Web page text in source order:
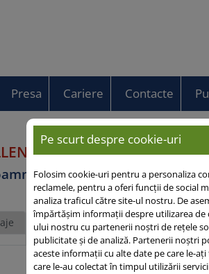
Presa Cariere Contacte
Descriere
generală
Mai
Pe scurt despre cookie-uri
Folosim cookie-uri pentru a personaliza
reclamele, pentru a oferi funcții de social
analiza traficul către site-ul nostru. De
împărtășim informații despre utilizarea de
ului nostru cu partenerii noștri de rețele
publicitate și de analiză. Partenerii noștri
aceste informații cu alte date pe care le-
care le-au colectat în timpul utilizării